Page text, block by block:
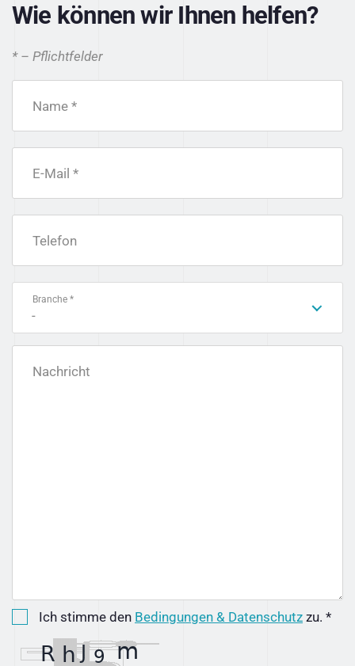
Wie können wir Ihnen helfen?
* – Pflichtfelder
Name *
E-Mail *
Telefon
Branche *
-
Nachricht
Ich stimme den Bedingungen & Datenschutz zu. *